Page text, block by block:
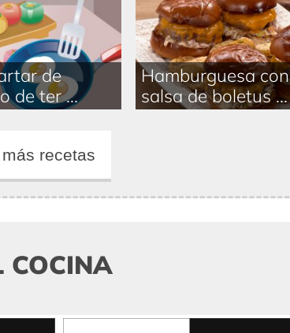
de
de ter ...
Hamburguesa con
salsa de boletus ...
recetas
COCINA